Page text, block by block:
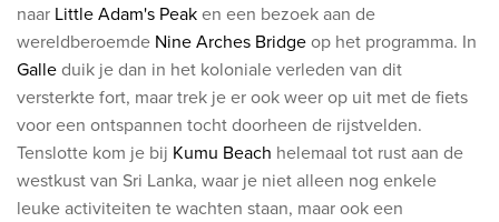
Onze bestemmingen
Contacteer ons
Onze reiskantoren
Nuttige links
Vacatures
naar Little Adam's Peaken een bezoek aan de
wereldberoemde Nine Arches Bridgeop het programma. In
Galleduik je dan in het koloniale verleden van dit
versterkte fort, maar trek je er ook weer op uit met de fiets
voor een ontspannen tocht doorheen de rijstvelden.
Tenslotte kom je bij Kumu Beach helemaal tot rust aan de
westkust van Sri Lanka, waar je niet alleen nog enkele
leuke activiteiten te wachten staan, maar ook een